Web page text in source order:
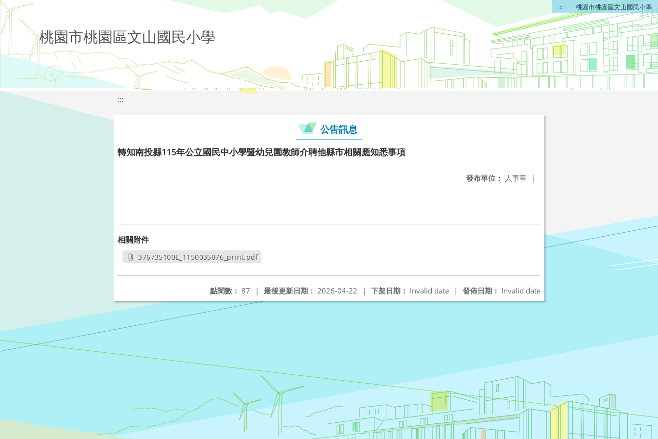
::: 桃園市桃園區文山國民小學
桃園市桃園區文山國民小學
:::
公告訊息
轉知南投縣115年公立國民中小學暨幼兒園教師介聘他縣市相關應知悉事項
發布單位： 人事室 |
相關附件
376735100E_1150035076_print.pdf
發佈日期： Invalid date
下架日期： Invalid date |
最後更新日期： 2026-04-22 |
點閱數： 87 |